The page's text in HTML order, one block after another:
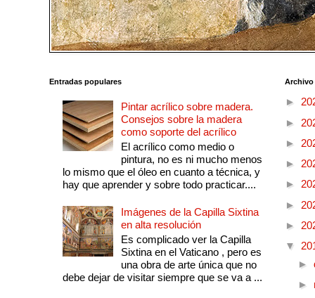
Entradas populares
Pintar acrílico sobre madera.
Consejos sobre la madera
como soporte del acrílico
El acrílico como medio o
pintura, no es ni mucho menos
lo mismo que el óleo en cuanto a técnica, y
hay que aprender y sobre todo practicar....
Imágenes de la Capilla Sixtina
en alta resolución
Es complicado ver la Capilla
Sixtina en el Vaticano , pero es
una obra de arte única que no
debe dejar de visitar siempre que se va a ...
►
►
►
►
►
►
►
▼
►
►